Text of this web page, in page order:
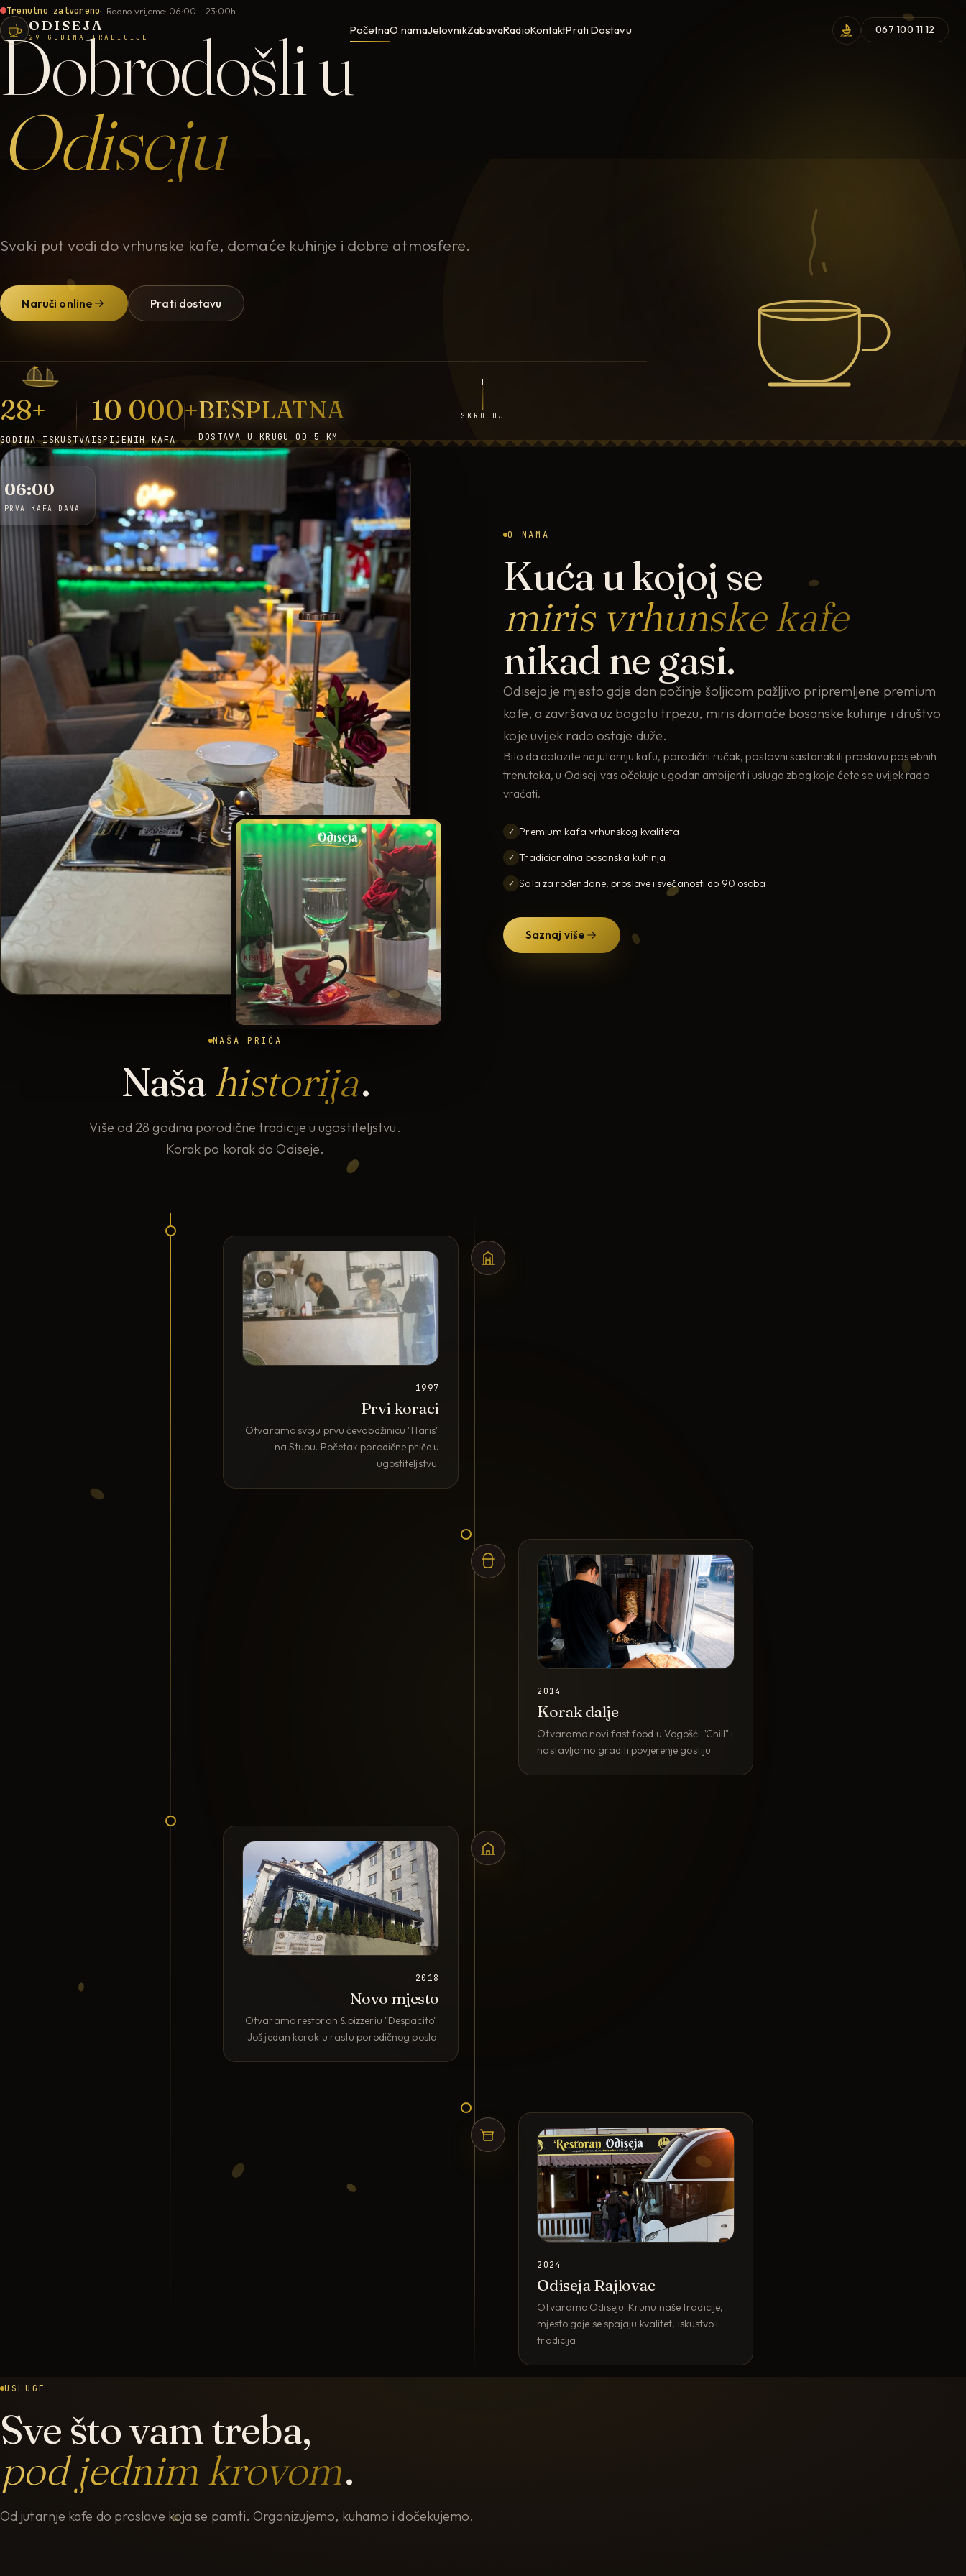
ODISEJA
29 GODINA TRADICIJE
PočetnaO namaJelovnikZabavaRadioKontaktPrati Dostavu 067 100 11 12
Trenutno zatvoreno Radno vrijeme: 06:00 – 23:00h
Dobrodošli u
Odiseju
Svaki put vodi do vrhunske kafe, domaće kuhinje i dobre atmosfere.
Naruči online Prati dostavu
28+
GODINA ISKUSTVA
10 000+
ISPIJENIH KAFA
BESPLATNA
DOSTAVA U KRUGU OD 5 KM
SKROLUJ
06:00
PRVA KAFA DANA
O NAMA
Kuća u kojoj se
miris vrhunske kafe
nikad ne gasi.
Odiseja je mjesto gdje dan počinje šoljicom pažljivo pripremljene premium
kafe, a završava uz bogatu trpezu, miris domaće bosanske kuhinje i društvo
koje uvijek rado ostaje duže.
Bilo da dolazite na jutarnju kafu, porodični ručak, poslovni sastanak ili proslavu posebnih
trenutaka, u Odiseji vas očekuje ugodan ambijent i usluga zbog koje ćete se uvijek rado
vraćati.
✓ Premium kafa vrhunskog kvaliteta
✓ Tradicionalna bosanska kuhinja
✓ Sala za rođendane, proslave i svečanosti do 90 osoba
Saznaj više
NAŠA PRIČA
Naša historija.
Više od 28 godina porodične tradicije u ugostiteljstvu.
Korak po korak do Odiseje.
1997
Prvi koraci
Otvaramo svoju prvu ćevabdžinicu "Haris"
na Stupu. Početak porodične priče u
ugostiteljstvu.
2014
Korak dalje
Otvaramo novi fast food u Vogošći "Chill" i
nastavljamo graditi povjerenje gostiju.
2018
Novo mjesto
Otvaramo restoran & pizzeriu "Despacito".
Još jedan korak u rastu porodičnog posla.
2024
Odiseja Rajlovac
Otvaramo Odiseju. Krunu naše tradicije,
mjesto gdje se spajaju kvalitet, iskustvo i
tradicija
USLUGE
Sve što vam treba,
pod jednim krovom.
Od jutarnje kafe do proslave koja se pamti. Organizujemo, kuhamo i dočekujemo.